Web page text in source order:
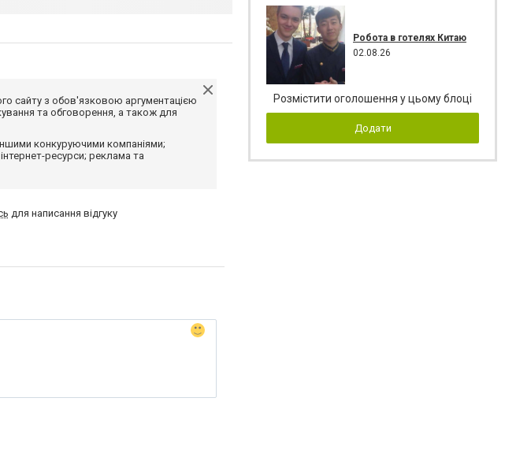
сайту з обов'язковою аргументацією
та обговорення, а також для
конкуруючими компаніями;
ресурси; реклама та
для написання відгуку
Робота в готелях Китаю
02.08.26
Розмістити оголошення у цьому блоці
Додати